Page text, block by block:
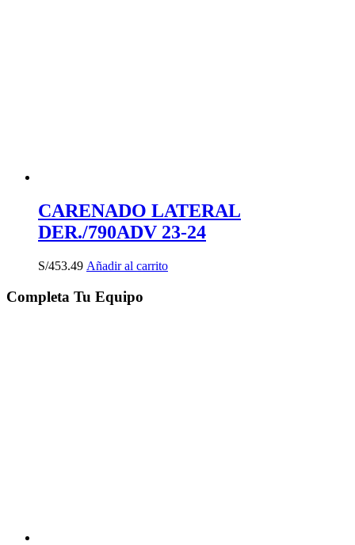
CARENADO LATERAL
DER./790ADV 23-24
S/453.49 Añadir al carrito
Completa Tu Equipo